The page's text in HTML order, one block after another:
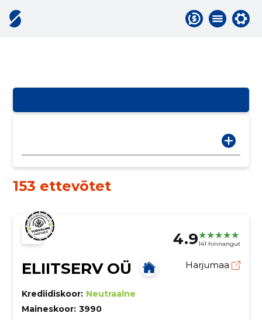
153 ettevõtet
4.9141 hinnangut
ELIITSERV OÜ Harjumaa
Krediidiskoor: Neutraalne
Maineskoor: 3990